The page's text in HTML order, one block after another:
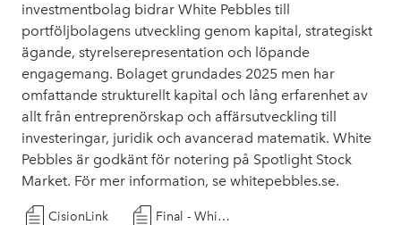
investmentbolag bidrar White Pebbles till
portföljbolagens utveckling genom kapital, strategiskt
ägande, styrelserepresentation och löpande
engagemang. Bolaget grundades 2025 men har
omfattande strukturellt kapital och lång erfarenhet av
allt från entreprenörskap och affärsutveckling till
investeringar, juridik och avancerad matematik. White
Pebbles är godkänt för notering på Spotlight Stock
Market. För mer information, se whitepebbles.se.
CisionLink Final - White Pebbles AB - Noteringsmemorandum 20251014